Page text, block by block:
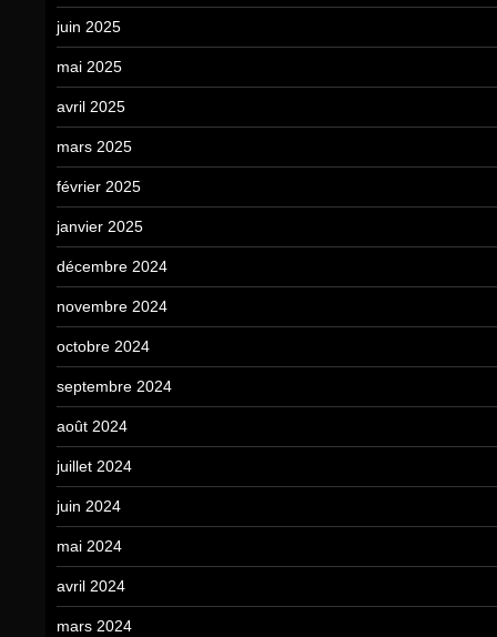
juin 2025
mai 2025
avril 2025
mars 2025
février 2025
janvier 2025
décembre 2024
novembre 2024
octobre 2024
septembre 2024
août 2024
juillet 2024
juin 2024
mai 2024
avril 2024
mars 2024